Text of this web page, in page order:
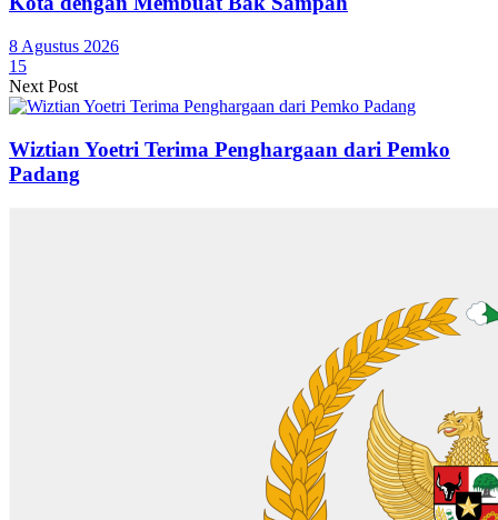
8 Agustus 2026
15
Next Post
Wiztian Yoetri Terima Penghargaan dari Pemko
Padang